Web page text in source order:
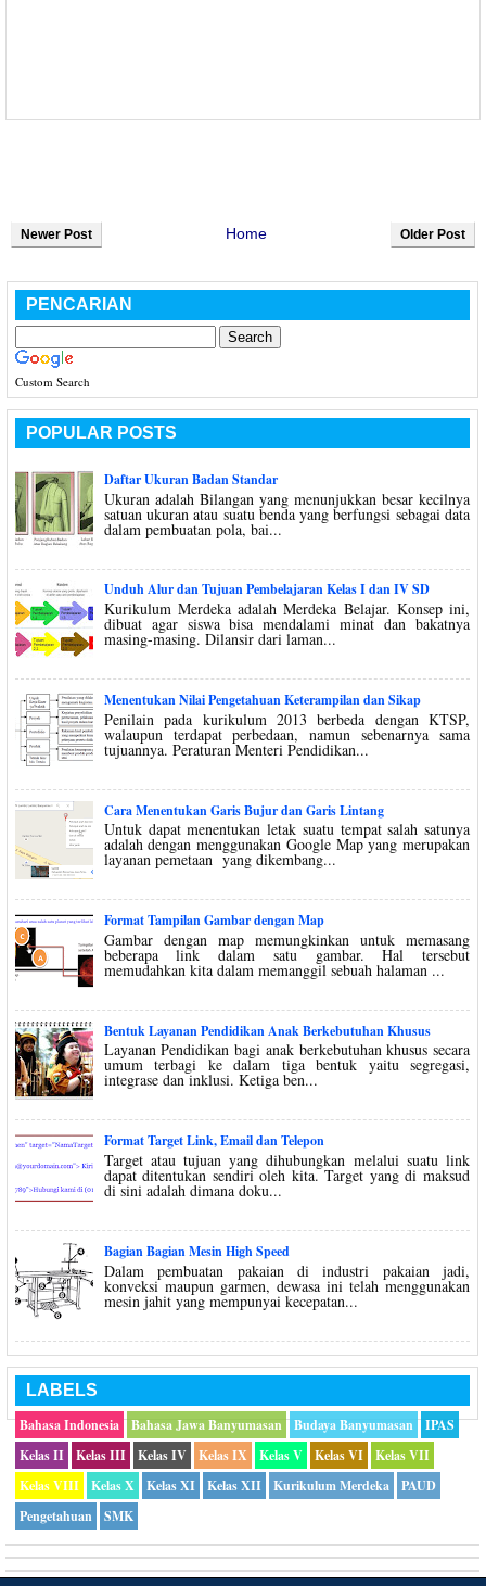
Newer Post Older Post
Home
PENCARIAN
Custom Search
POPULAR POSTS
Daftar Ukuran Badan Standar
Ukuran adalah Bilangan yang menunjukkan besar kecilnya
satuan ukuran atau suatu benda yang berfungsi sebagai data
dalam pembuatan pola, bai...
Unduh Alur dan Tujuan Pembelajaran Kelas I dan IV SD
Kurikulum Merdeka adalah Merdeka Belajar. Konsep ini,
dibuat agar siswa bisa mendalami minat dan bakatnya
masing-masing. Dilansir dari laman...
Menentukan Nilai Pengetahuan Keterampilan dan Sikap
Penilain pada kurikulum 2013 berbeda dengan KTSP,
walaupun terdapat perbedaan, namun sebenarnya sama
tujuannya. Peraturan Menteri Pendidikan...
Cara Menentukan Garis Bujur dan Garis Lintang
Untuk dapat menentukan letak suatu tempat salah satunya
adalah dengan menggunakan Google Map yang merupakan
layanan pemetaan yang dikembang...
Format Tampilan Gambar dengan Map
Gambar dengan map memungkinkan untuk memasang
beberapa link dalam satu gambar. Hal tersebut
memudahkan kita dalam memanggil sebuah halaman ...
Bentuk Layanan Pendidikan Anak Berkebutuhan Khusus
Layanan Pendidikan bagi anak berkebutuhan khusus secara
umum terbagi ke dalam tiga bentuk yaitu segregasi,
integrase dan inklusi. Ketiga ben...
Format Target Link, Email dan Telepon
Target atau tujuan yang dihubungkan melalui suatu link
dapat ditentukan sendiri oleh kita. Target yang di maksud
di sini adalah dimana doku...
Bagian Bagian Mesin High Speed
Dalam pembuatan pakaian di industri pakaian jadi,
konveksi maupun garmen, dewasa ini telah menggunakan
mesin jahit yang mempunyai kecepatan...
LABELS
Bahasa Indonesia
Bahasa Jawa Banyumasan Budaya Banyumasan
IPAS
Kelas II
Kelas III Kelas IV Kelas IX Kelas V Kelas VI
Kelas VII
Kelas VIII
Kelas X Kelas XI Kelas XII Kurikulum Merdeka
PAUD
Pengetahuan
SMK